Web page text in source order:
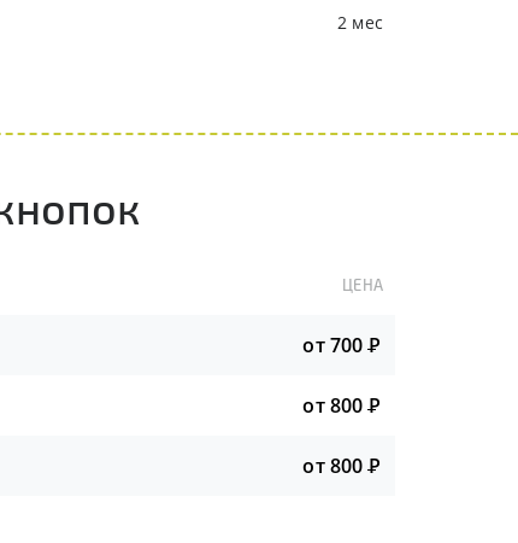
2 мес
ЦЕНА
от 700Р
от 800Р
от 800Р